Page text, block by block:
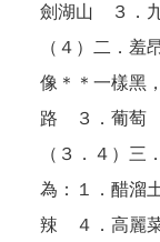
劍湖山 ３．
（ ４ ）二．羞
像＊＊一樣黑
路 ３．葡萄
（ ３．４ ）三
為：１．醋溜
辣 ４．高麗菜